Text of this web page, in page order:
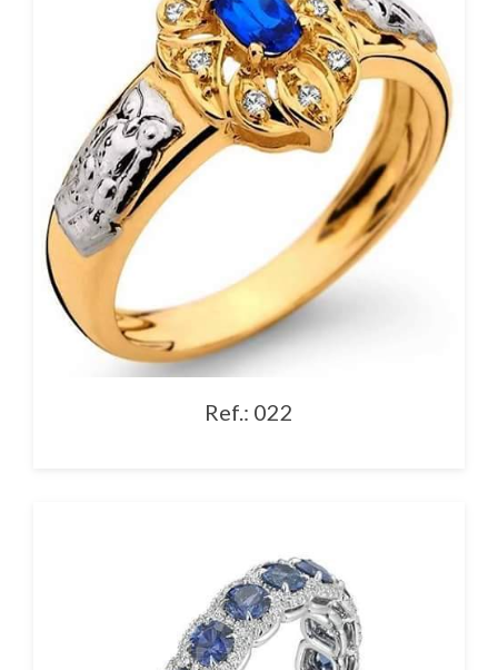
Ref.: 022